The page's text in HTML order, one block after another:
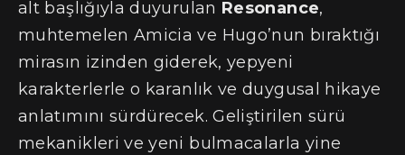
alt başlığıyla duyurulan Resonance,
muhtemelen Amicia ve Hugo’nun bıraktığı
mirasın izinden giderek, yepyeni
karakterlerle o karanlık ve duygusal hikaye
anlatımını sürdürecek. Geliştirilen sürü
mekanikleri ve yeni bulmacalarla yine